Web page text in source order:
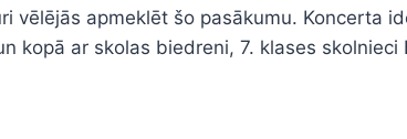
vēlējās apmeklēt šo pasākumu. Koncerta
kopā ar skolas biedreni, 7. klases